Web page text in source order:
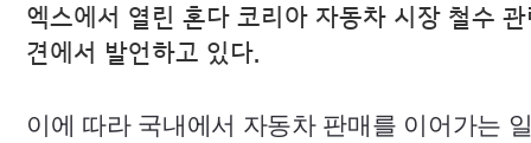
엑스에서 열린 혼다 코리아 자동차 시장 철수
견에서 발언하고 있다.
이에 따라 국내에서 자동차 판매를 이어가는